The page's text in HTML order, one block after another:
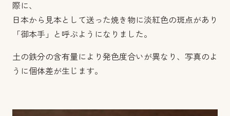
際に、
日本から見本として送った焼き物に淡紅色の斑点があり
「御本手」と呼ぶようになりました。
土の鉄分の含有量により発色度合いが異なり、写真のよ
うに個体差が生じます。